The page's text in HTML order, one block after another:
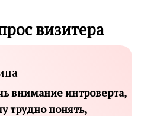
визитера
внимание интроверта,
трудно понять,